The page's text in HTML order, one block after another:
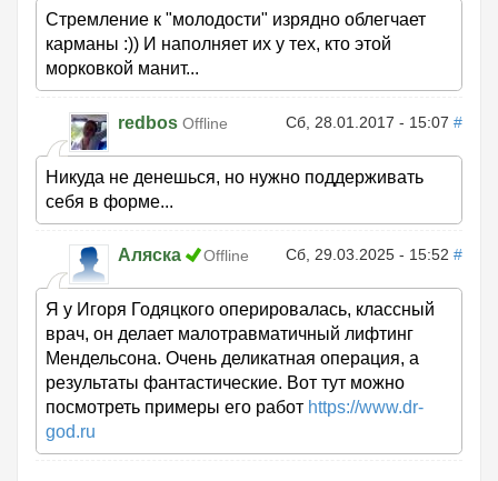
Стремление к "молодости" изрядно облегчает
карманы :)) И наполняет их у тех, кто этой
морковкой манит...
redbos Offline Сб, 28.01.2017 - 15:07 #
Никуда не денешься, но нужно поддерживать
себя в форме...
Аляска Offline Сб, 29.03.2025 - 15:52 #
Я у Игоря Годяцкого оперировалась, классный
врач, он делает малотравматичный лифтинг
Мендельсона. Очень деликатная операция, а
результаты фантастические. Вот тут можно
посмотреть примеры его работ https://www.dr-
god.ru